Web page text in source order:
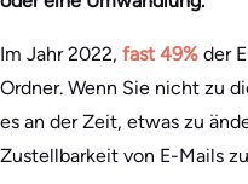
Im Jahr 2022, fast 49% der
Ordner. Wenn Sie nicht zu
es an der Zeit, etwas zu
Zustellbarkeit von E-Mails